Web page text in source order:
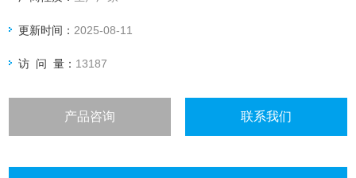
更新时间： 2025-08-11
访 问 量： 13187
产品咨询 联系我们